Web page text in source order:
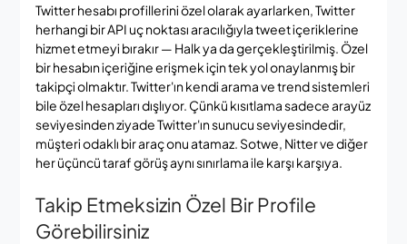
Twitter hesabı profillerini özel olarak ayarlarken, Twitter
herhangi bir API uç noktası aracılığıyla tweet içeriklerine
hizmet etmeyi bırakır — Halk ya da gerçekleştirilmiş. Özel
bir hesabın içeriğine erişmek için tek yol onaylanmış bir
takipçi olmaktır. Twitter'ın kendi arama ve trend sistemleri
bile özel hesapları dışlıyor. Çünkü kısıtlama sadece arayüz
seviyesinden ziyade Twitter'ın sunucu seviyesindedir,
müşteri odaklı bir araç onu atamaz. Sotwe, Nitter ve diğer
her üçüncü taraf görüş aynı sınırlama ile karşı karşıya.
Takip Etmeksizin Özel Bir Profile
Görebilirsiniz